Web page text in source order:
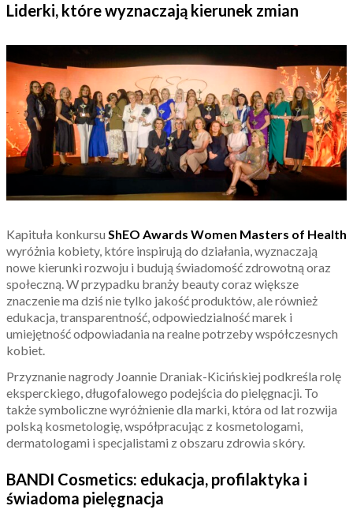
Liderki, które wyznaczają kierunek zmian
Kapituła konkursu ShEO Awards Women Masters of Health
wyróżnia kobiety, które inspirują do działania, wyznaczają
nowe kierunki rozwoju i budują świadomość zdrowotną oraz
społeczną. W przypadku branży beauty coraz większe
znaczenie ma dziś nie tylko jakość produktów, ale również
edukacja, transparentność, odpowiedzialność marek i
umiejętność odpowiadania na realne potrzeby współczesnych
kobiet.
Przyznanie nagrody Joannie Draniak-Kicińskiej podkreśla rolę
eksperckiego, długofalowego podejścia do pielęgnacji. To
także symboliczne wyróżnienie dla marki, która od lat rozwija
polską kosmetologię, współpracując z kosmetologami,
dermatologami i specjalistami z obszaru zdrowia skóry.
BANDI Cosmetics: edukacja, profilaktyka i
świadoma pielęgnacja